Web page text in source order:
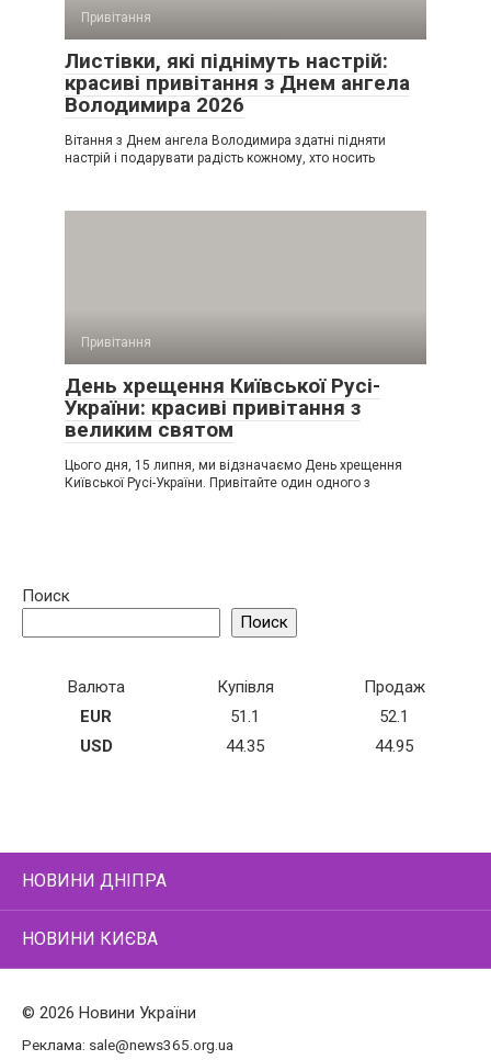
Привітання
Листівки, які піднімуть настрій:
красиві привітання з Днем ангела
Володимира 2026
Вітання з Днем ангела Володимира здатні підняти
настрій і подарувати радість кожному, хто носить
Привітання
День хрещення Київської Русі-
України: красиві привітання з
великим святом
Цього дня, 15 липня, ми відзначаємо День хрещення
Київської Русі-України. Привітайте один одного з
Поиск
Поиск
Валюта Купівля
Продаж
EUR
51.1
52.1
USD
44.35 44.95
НОВИНИ ДНІПРА
НОВИНИ КИЄВА
© 2026 Новини України
Реклама: sale@news365.org.ua